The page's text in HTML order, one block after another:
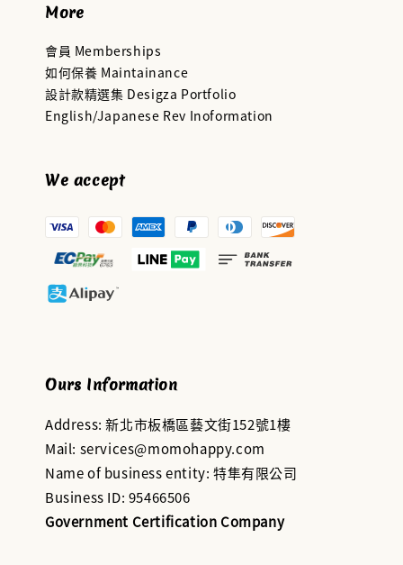
More
會員 Memberships
如何保養 Maintainance
設計款精選集 Desigza Portfolio
English/Japanese Rev Inoformation
We accept
Ours Information
Address: 新北市板橋區藝文街152號1樓
Mail: services@momohappy.com
Name of business entity: 特隼有限公司
Business ID: 95466506
Government Certification Company